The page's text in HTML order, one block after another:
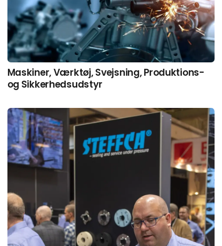
Maskiner, Værktøj, Svejsning, Produktions-
og Sikkerhedsudstyr